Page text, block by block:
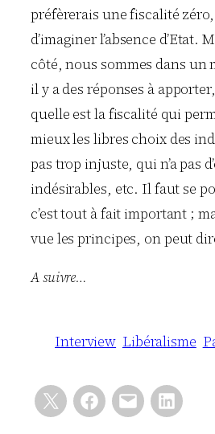
préfèrerais une fiscalité zéro,
d’imaginer l’absence d’Etat.
côté, nous sommes dans un
il y a des réponses à
quelle est la fiscalité qui
mieux les libres choix des
pas trop injuste, qui n’a pas
indésirables, etc. Il faut se
c’est tout à fait important ;
vue les principes, on peut
A suivre…
Interview Libéralisme